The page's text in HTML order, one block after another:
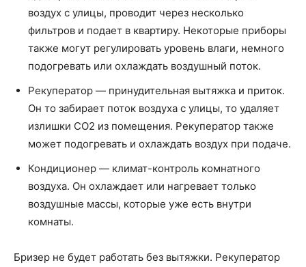
воздух с улицы, проводит через несколько
фильтров и подает в квартиру. Некоторые приборы
также могут регулировать уровень влаги, немного
подогревать или охлаждать воздушный поток.
Рекуператор — принудительная вытяжка и приток.
Он то забирает поток воздуха с улицы, то удаляет
излишки CO2 из помещения. Рекуператор также
может подогревать и охлаждать воздух при подаче.
Кондиционер — климат-контроль комнатного
воздуха. Он охлаждает или нагревает только
воздушные массы, которые уже есть внутри
комнаты.
Бризер не будет работать без вытяжки. Рекуператор